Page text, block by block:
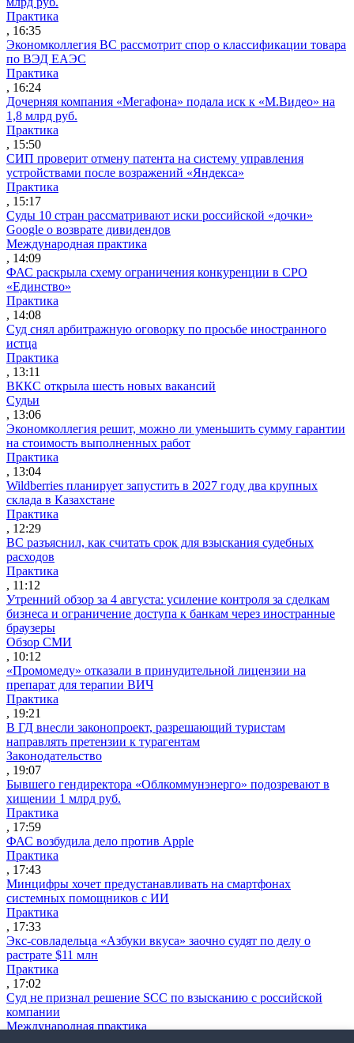
Практика
, 16:35
Экономколлегия ВС рассмотрит спор о классификации товара
по ВЭД ЕАЭС
Практика
, 16:24
Дочерняя компания «Мегафона» подала иск к «М.Видео» на
1,8 млрд руб.
Практика
, 15:50
СИП проверит отмену патента на систему управления
устройствами после возражений «Яндекса»
Практика
, 15:17
Суды 10 стран рассматривают иски российской «дочки»
Google о возврате дивидендов
Международная практика
, 14:09
ФАС раскрыла схему ограничения конкуренции в СРО
«Единство»
Практика
, 14:08
Суд снял арбитражную оговорку по просьбе иностранного
истца
Практика
, 13:11
ВККС открыла шесть новых вакансий
Судьи
, 13:06
Экономколлегия решит, можно ли уменьшить сумму гарантии
на стоимость выполненных работ
Практика
, 13:04
Wildberries планирует запустить в 2027 году два крупных
склада в Казахстане
Практика
, 12:29
ВС разъяснил, как считать срок для взыскания судебных
расходов
Практика
, 11:12
Утренний обзор за 4 августа: усиление контроля за сделкам
бизнеса и ограничение доступа к банкам через иностранные
браузеры
Обзор СМИ
, 10:12
«Промомеду» отказали в принудительной лицензии на
препарат для терапии ВИЧ
Практика
, 19:21
В ГД внесли законопроект, разрешающий туристам
направлять претензии к турагентам
Законодательство
, 19:07
Бывшего гендиректора «Облкоммунэнерго» подозревают в
хищении 1 млрд руб.
Практика
, 17:59
ФАС возбудила дело против Apple
Практика
, 17:43
Минцифры хочет предустанавливать на смартфонах
системных помощников с ИИ
Практика
, 17:33
Экс-совладельца «Азбуки вкуса» заочно судят по делу о
растрате $11 млн
Практика
, 17:02
Суд не признал решение SCC по взысканию с российской
компании
Международная практика